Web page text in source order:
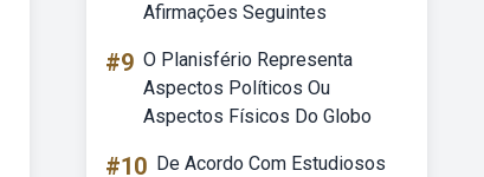
Afirmações Seguintes
#9 O Planisfério Representa
Aspectos Políticos Ou
Aspectos Físicos Do Globo
#10 De Acordo Com Estudiosos